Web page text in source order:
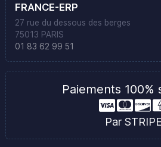
FRANCE-ERP
27 rue du dessous des berges
75013 PARIS
01 83 62 99 51
Paiements 100%
Par STRIPE